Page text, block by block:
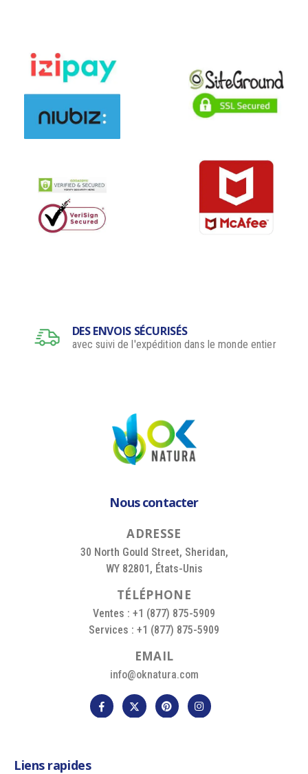
DES ENVOIS SÉCURISÉS
avec suivi de l'expédition dans le monde entier
Nous contacter
ADRESSE
30 North Gould Street, Sheridan,
WY 82801, États-Unis
TÉLÉPHON E
Ventes : +1 (877) 875-5909
Services : +1 (877) 875-5909
EMAIL
info@oknatura.com
Liens rapides